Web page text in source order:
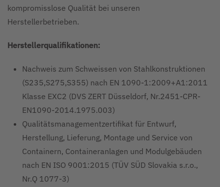
kompromisslose Qualität bei unseren
Herstellerbetrieben.
Herstellerqualifikationen:
Nachweis zum Schweissen von Stahlkonstruktionen
(S235,S275,S355) nach EN 1090-1:2009+A1:2011
Klasse EXC2 (DVS ZERT Düsseldorf, Nr.2451-CPR-
EN1090-2014.1975.003)
Qualitätsmanagementzertifikat für Entwurf,
Herstellung, Lieferung, Montage und Service von
Containern, Containeranlagen und Modulgebäuden
nach EN ISO 9001:2015 (TÜV SÜD Slovakia s.r.o.,
Nr.Q 1077-3)